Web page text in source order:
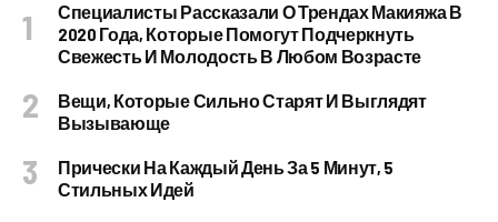
Специалисты Рассказали О Трендах Макияжа В
2020 Года, Которые Помогут Подчеркнуть
Свежесть И Молодость В Любом Возрасте
Вещи, Которые Сильно Старят И Выглядят
Вызывающе
Прически На Каждый День За 5 Минут, 5
Стильных Идей